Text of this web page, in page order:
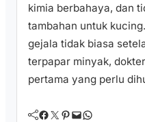
kimia berbahaya, dan
tambahan untuk
gejala tidak biasa
terpapar minyak,
pertama yang perlu
Facebook Twitter Pinterest Mail WhatsApp